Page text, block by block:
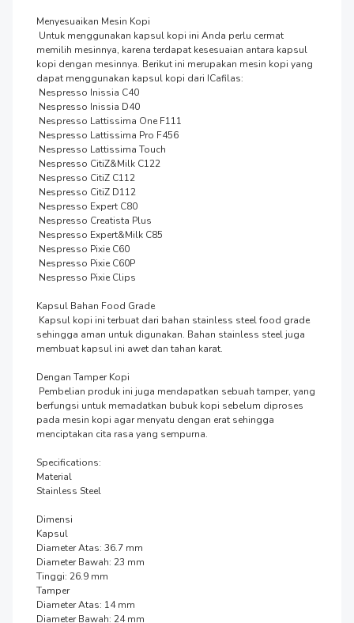
Menyesuaikan Mesin Kopi
memilih mesinnya, karena terdapat kesesuaian antara kapsul
kopi dengan mesinnya. Berikut ini merupakan mesin kopi yang
dapat menggunakan kapsul kopi dari ICafilas:
Kapsul Bahan Food Grade
sehingga aman untuk digunakan. Bahan stainless steel juga
membuat kapsul ini awet dan tahan karat.
Dengan Tamper Kopi
berfungsi untuk memadatkan bubuk kopi sebelum diproses
pada mesin kopi agar menyatu dengan erat sehingga
menciptakan cita rasa yang sempurna.
Specifications:
Material
Stainless Steel
Dimensi
Kapsul
Diameter Atas: 36.7 mm
Diameter Bawah: 23 mm
Tinggi: 26.9 mm
Tamper
Diameter Atas: 14 mm
Diameter Bawah: 24 mm